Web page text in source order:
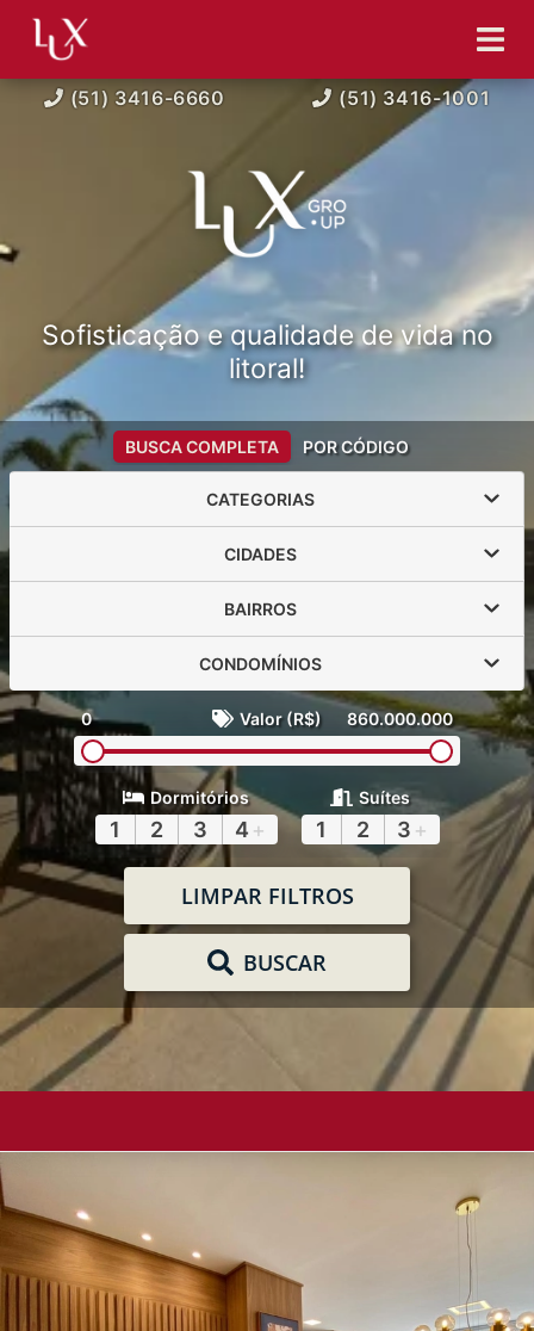
(51) 3416-6660 (51) 3416-1001
Sofisticação e qualidade de vida no
litoral!
BUSCA COMPLETA POR CÓDIGO
CATEGORIAS
CIDADES
BAIRROS
CONDOMÍNIOS
0 Valor (R$) 860.000.000
Dormitórios
1 2 3 4 +
Suítes
1 2 3 +
LIMPAR FILTROS
BUSCAR